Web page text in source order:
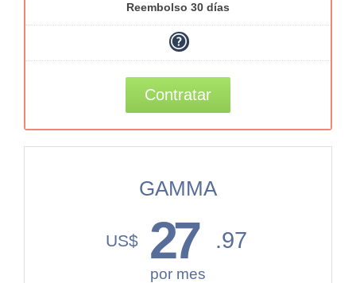
Reembolso 30 días
Contratar
GAMMA
US$ 27 .97
por mes